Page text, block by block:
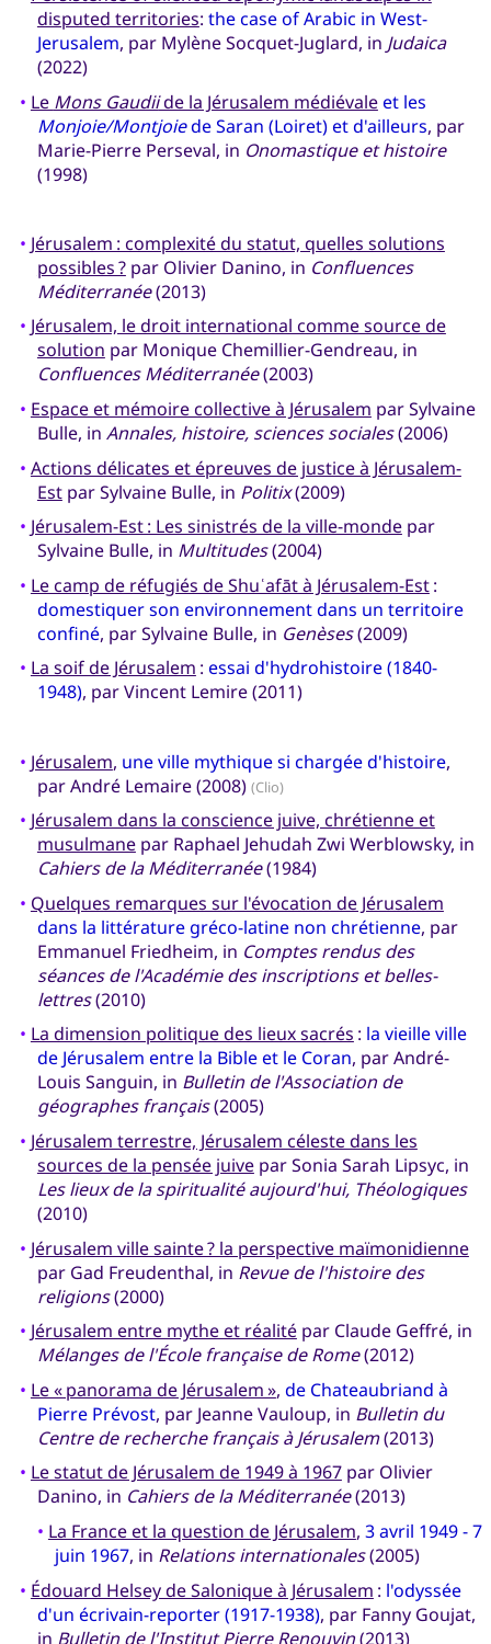
disputed territories: the case of Arabic in West-
Jerusalem, par Mylène Socquet-Juglard, in Judaica
(2022)
• Le Mons Gaudiide la Jérusalem médiévaleet les
Monjoie/Montjoiede Saran (Loiret) et d'ailleurs, par
Marie-Pierre Perseval, in Onomastique et histoire
(1998)
• Jérusalem : complexité du statut, quelles solutions
possibles ?par Olivier Danino, in Confluences
Méditerranée(2013)
• Jérusalem, le droit international comme source de
solution par Monique Chemillier-Gendreau, in
Confluences Méditerranée(2003)
• Espace et mémoire collective à Jérusalem par Sylvaine
Bulle, in Annales, histoire, sciences sociales(2006)
• Actions délicates et épreuves de justice à Jérusalem-
Estpar Sylvaine Bulle, in Politix(2009)
• Jérusalem-Est : Les sinistrés de la ville-mondepar
Sylvaine Bulle, in Multitudes(2004)
• Le camp de réfugiés de Shuʿafāt à Jérusalem-Est:
domestiquer son environnement dans un territoire
confiné, par Sylvaine Bulle, in Genèses(2009)
• La soif de Jérusalem : essai d'hydrohistoire (1840-
1948), par Vincent Lemire (2011)
• Jérusalem, une ville mythique si chargée d'histoire,
par André Lemaire (2008) (Clio)
• Jérusalem dans la conscience juive, chrétienne et
musulmanepar Raphael Jehudah Zwi Werblowsky, in
Cahiers de la Méditerranée(1984)
• Quelques remarques sur l'évocation de Jérusalem
dans la littérature gréco-latine non chrétienne, par
Emmanuel Friedheim, in Comptes rendus des
séances de l'Académie des inscriptions et belles-
lettres(2010)
• La dimension politique des lieux sacrés : la vieille ville
de Jérusalem entre la Bible et le Coran, par André-
Louis Sanguin, in Bulletin de l'Association de
géographes français(2005)
• Jérusalem terrestre, Jérusalem céleste dans les
sources de la pensée juivepar Sonia Sarah Lipsyc, in
Les lieux de la spiritualité aujourd'hui, Théologiques
(2010)
• Jérusalem ville sainte ? la perspective maïmonidienne
par Gad Freudenthal, in Revue de l'histoire des
religions(2000)
• Jérusalem entre mythe et réalitépar Claude Geffré, in
Mélanges de l'École française de Rome(2012)
• Le « panorama de Jérusalem », de Chateaubriand à
Pierre Prévost, par Jeanne Vauloup, in Bulletin du
Centre de recherche français à Jérusalem(2013)
• Le statut de Jérusalem de 1949 à 1967par Olivier
Danino, in Cahiers de la Méditerranée(2013)
• La France et la question de Jérusalem, 3 avril 1949 - 7
juin 1967, in Relations internationales(2005)
• Édouard Helsey de Salonique à Jérusalem : l'odyssée
d'un écrivain-reporter (1917-1938), par Fanny Goujat,
in Bulletin de l'Institut Pierre Renouvin(2013)